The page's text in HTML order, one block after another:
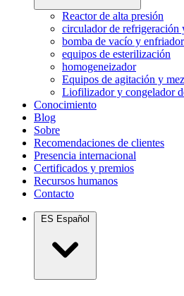
Reactor de alta presión
circulador de refrigeración
bomba de vacío y
equipos de esterilización
homogeneizador
Equipos de agitación y
Liofilizador y congelador
Conocimiento
Blog
Sobre
Recomendaciones de clientes
Presencia internacional
Certificados y premios
Recursos humanos
Contacto
ES Español